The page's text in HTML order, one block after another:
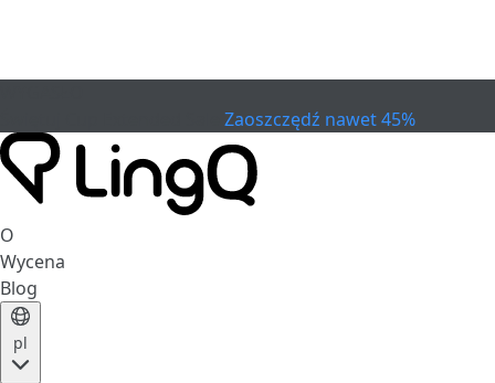
Zaoszczędź nawet 45%
O
Wycena
Blog
pl